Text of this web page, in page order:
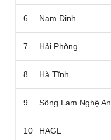
6 Nam Định
7 Hải Phòng
8 Hà Tĩnh
9 Sông Lam Nghệ An
10 HAGL